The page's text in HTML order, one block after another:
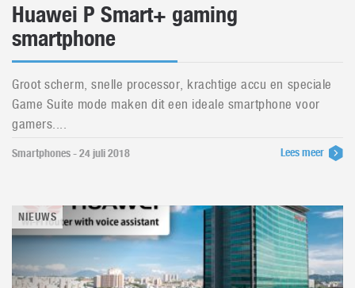
Huawei P Smart+ gaming
smartphone
Groot scherm, snelle processor, krachtige accu en speciale
Game Suite mode maken dit een ideale smartphone voor
gamers....
Smartphones - 24 juli 2018 Lees meer
NIEUWS